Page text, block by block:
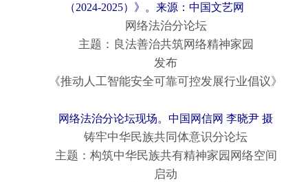
（2024-2025）》。来源：中国文艺网
网络法治分论坛
主题：良法善治共筑网络精神家园
发布
《推动人工智能安全可靠可控发展行业倡议》
网络法治分论坛现场。中国网信网 李晓尹 摄
铸牢中华民族共同体意识分论坛
主题：构筑中华民族共有精神家园网络空间
启动